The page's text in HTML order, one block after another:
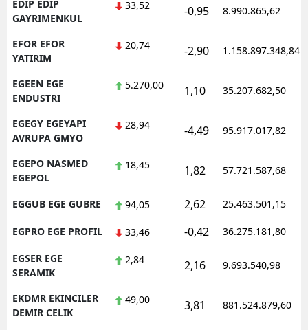
EDIP EDIP
GAYRIMENKUL
33,52 -0,95 8.990.865,62
EFOR EFOR
YATIRIM
20,74 -2,90 1.158.897.348,84
EGEEN EGE
ENDUSTRI
5.270,00 1,10 35.207.682,50
EGEGY EGEYAPI
AVRUPA GMYO
28,94 -4,49 95.917.017,82
EGEPO NASMED
EGEPOL
18,45 1,82 57.721.587,68
EGGUB EGE GUBRE 94,05 2,62 25.463.501,15
EGPRO EGE PROFIL 33,46 -0,42 36.275.181,80
EGSER EGE
SERAMIK
2,84 2,16 9.693.540,98
EKDMR EKINCILER
DEMIR CELIK
49,00 3,81 881.524.879,60